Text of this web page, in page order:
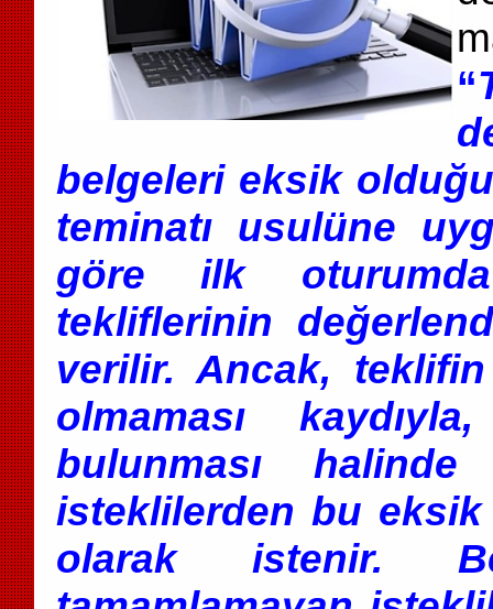
“
belgeleri eksik
teminatı usulüne
göre ilk
tekliflerinin
verilir. Ancak,
olmaması
bulunması
isteklilerden bu eksik
olarak istenir.